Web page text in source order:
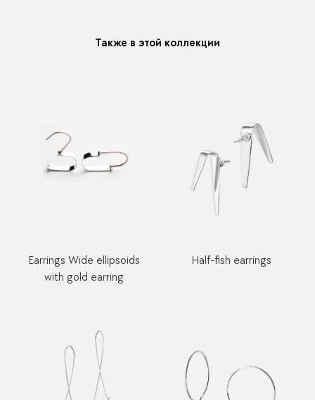
Также в этой коллекции
Earrings Wide ellipsoids
with gold earring
Half-fish earrings